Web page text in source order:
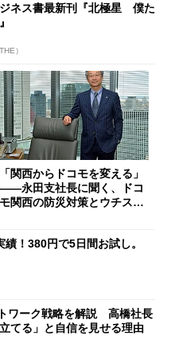
ジネス書最新刊『北極星 僕た
）
「関西からドコモを変える」
――永田支社長に聞く、ドコ
モ関西の防災対策とウチスマ
！380円で5日間お試し。
ワーク戦略を解説 高橋社長
てる」と自信を見せる理由